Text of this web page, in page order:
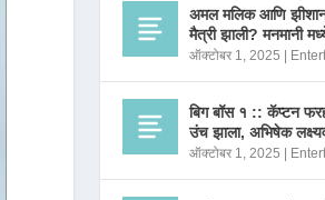
अमल मलिक आणि झीशान
मैत्री झाली? मनमानी
ऑक्टोबर 1, 2025
बिग बॉस १ :: कॅप्टन
उंच झाला, अभिषेक
ऑक्टोबर 1, 2025